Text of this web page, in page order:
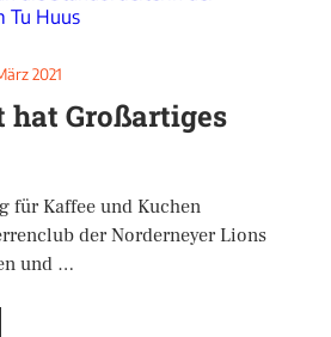
2021
hat Großartiges
für Kaffee und Kuchen
der Norderneyer Lions
und …